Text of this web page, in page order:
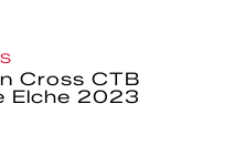
Cross CTB
Elche 2023